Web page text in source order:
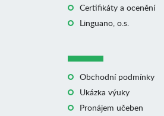
Certifikáty a ocenění
Linguano, o.s.
Obchodní podmínky
Ukázka výuky
Pronájem učeben